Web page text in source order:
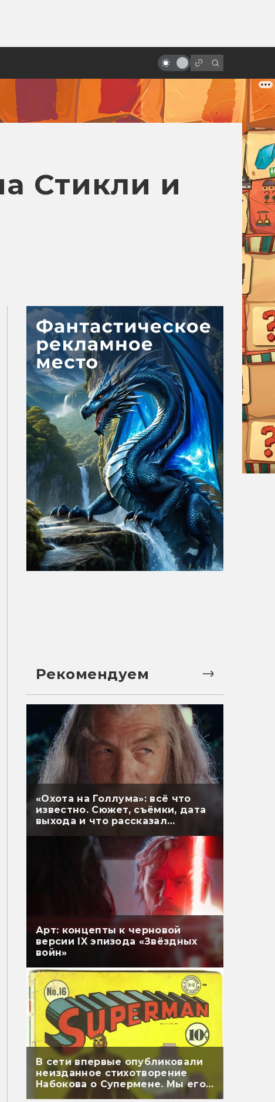
и черновики сценария
Стикли и
Рекомендуем
«Охота на Голлума»: всё что
известно. Сюжет, съёмки, дата
выхода и что рассказал
Арт: концепты к черновой
версии IX эпизода «Звёздных
войн»
В сети впервые опубликовали
неизданное стихотворение
Набокова о Супермене. Мы его
перевели